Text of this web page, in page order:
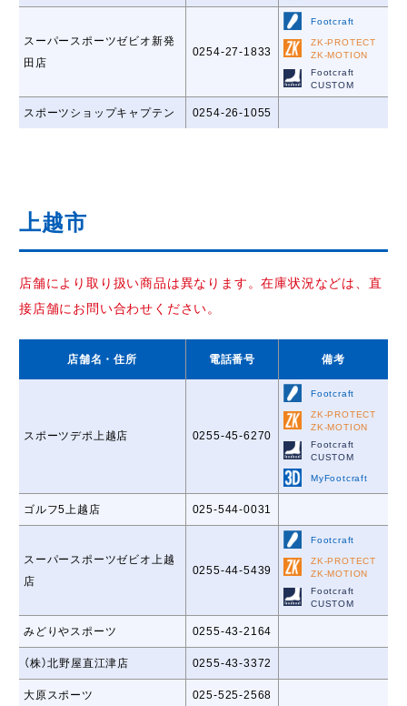
スーパースポーツゼビオ新発
田店
0254-27-1833
Footcraft
ZK-PROTECT
ZK-MOTION
Footcraft
CUSTOM
スポーツショップキャプテン 0254-26-1055
上越市
店舗により取り扱い商品は異なります。在庫状況などは、直
接店舗にお問い合わせください。
店舗名 ・住所 電話番号 備考
スポーツデポ上越店 0255-45-6270
Footcraft
ZK-PROTECT
ZK-MOTION
Footcraft
CUSTOM
MyFootcraft
ゴルフ5上越店 025-544-0031
スーパースポーツゼビオ上越
店
0255-44-5439
Footcraft
ZK-PROTECT
ZK-MOTION
Footcraft
CUSTOM
みどりやスポーツ 0255-43-2164
（株）北野屋直江津店 0255-43-3372
大原スポーツ 025-525-2568